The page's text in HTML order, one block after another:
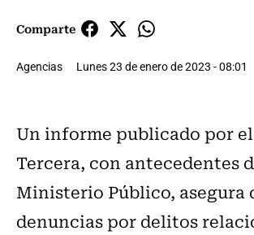
Comparte
Agencias Lunes 23 de enero de 2023 - 08:01
Un informe publicado por
Tercera, con antecedentes
Ministerio Público, asegura
denuncias por delitos